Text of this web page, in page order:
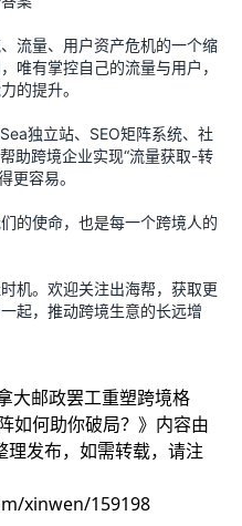
流量、用户资产危机的一个缩
唯有掌控自己的流量与用户，
的提升。
独立站、SEO矩阵系统、社
助跨境企业实现“流量获取-转
更容易。
的使命，也是每一个跨境人的
机。欢迎关注出海帮，获取更
起，推动跨境生意的长远增
大邮政罢工重塑跨境格
如何助你破局？ 》内容由
理发布，如需转载，请注
xinwen/159198